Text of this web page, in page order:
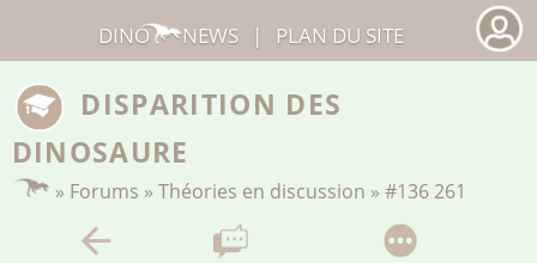
DISPARITION DES
DINOSAURE
» Forums »Théories en discussion »#136 261
DINO NEWS | PLAN DU SITE